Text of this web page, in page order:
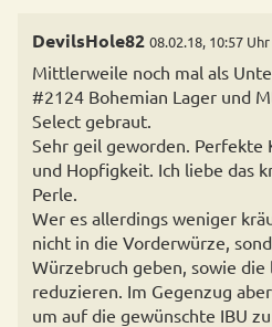
DevilsHole82 08.02.18, 10:57 Uhr
Mittlerweile noch mal als
#2124 Bohemian Lager und
Select gebraut.
Sehr geil geworden. Perfekte
und Hopfigkeit. Ich liebe das
Perle.
Wer es allerdings weniger
nicht in die Vorderwürze,
Würzebruch geben, sowie
reduzieren. Im Gegenzug
um auf die gewünschte IBU